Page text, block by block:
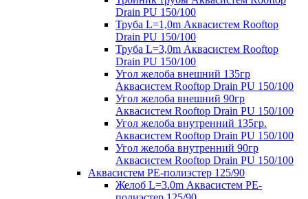
Drain PU 150/100
Труба L=1,0m Аквасистем Rooftop
Drain PU 150/100
Труба L=3,0m Аквасистем Rooftop
Drain PU 150/100
Угол желоба внешний 135гр
Аквасистем Rooftop Drain PU 150/100
Угол желоба внешний 90гр
Аквасистем Rooftop Drain PU 150/100
Угол желоба внутренний 135гр.
Аквасистем Rooftop Drain PU 150/100
Угол желоба внутренний 90гр
Аквасистем Rooftop Drain PU 150/100
Аквасистем PE-полиэстер 125/90
Желоб L=3.0m Аквасистем PE-